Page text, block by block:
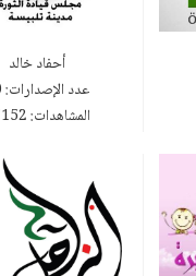
أحفاد خالد
عدد الإصدارات: 50
المشاهدات: 57152